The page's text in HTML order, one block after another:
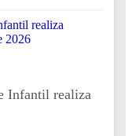
Infantil realiza